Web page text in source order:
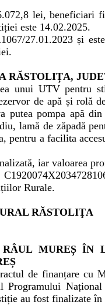
lei, beneficiari
este 14.02.2025.
27.01.2023 și
RĂSTOLIȚA,
unui UTV pentru
de apă și rolă
putea pompa apă
lamă de zăpadă
pentru a facilita
iar valoarea
Rurale.
RĂSTOLIŢA
RÂUL MUREȘ ÎN
de finanțare cu
au fost finalizate în